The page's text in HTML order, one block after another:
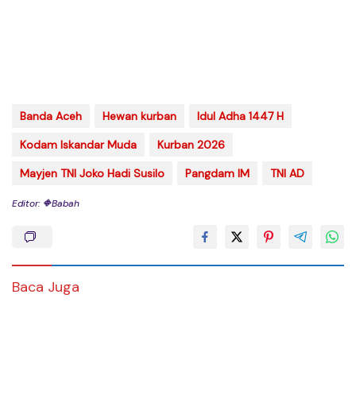
Banda Aceh Hewan kurban
Idul Adha 1447 H
Kodam Iskandar Muda
Kurban 2026
Mayjen TNI Joko Hadi Susilo
Pangdam IM TNI AD
Editor: 🔶Babah
Baca Juga